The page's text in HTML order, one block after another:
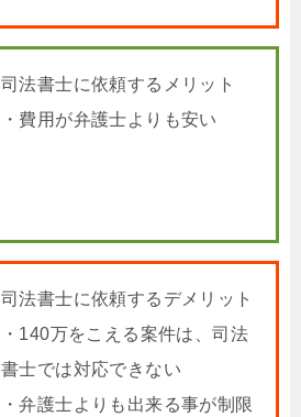
司法書士に依頼するメリット
・費用が弁護士よりも安い
司法書士に依頼するデメリット
・140万をこえる案件は、司法
書士では対応できない
・弁護士よりも出来る事が制限